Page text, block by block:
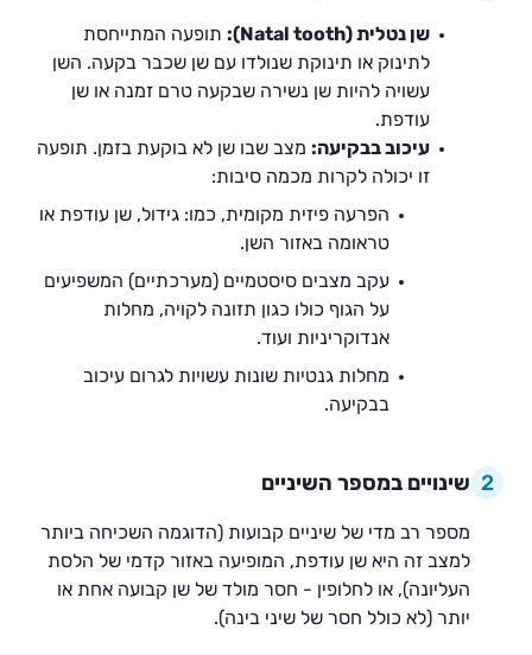
שן נטלית (Natal tooth):
תופעה המתייחסת
לתינוק או תינוקת שנולדו עם שן שכבר בקעה. השן
עשויה להיות שן נשירה שבקעה טרם זמנה או שן
עודפת.
עיכוב בבקיעה: מצב שבו שן לא בוקעת בזמן. תופעה
זו יכולה לקרות מכמה סיבות:
הפרעה פיזית מקומית, כמו: גידול, שן עודפת או
טראומה באזור השן.
עקב מצבים סיסטמיים (מערכתיים) המשפיעים
על הגוף כולו כגון תזונה לקויה, מחלות
אנדוקריניות ועוד.
מחלות גנטיות שונות עשויות לגרום עיכוב
בבקיעה.
2 שינויים במספר השיניים
מספר רב מדי של שיניים קבועות (הדוגמה השכיחה ביותר
למצב זה היא שן עודפת, המופיעה באזור קדמי של הלסת
העליונה), או לחלופין - חסר מולד של שן קבועה אחת או
יותר (לא כולל חסר של שיני בינה).